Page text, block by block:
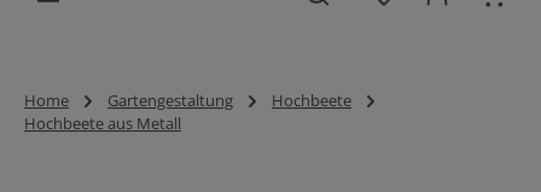
Home Gartengestaltung
Hochbeete
Hochbeete aus Metall